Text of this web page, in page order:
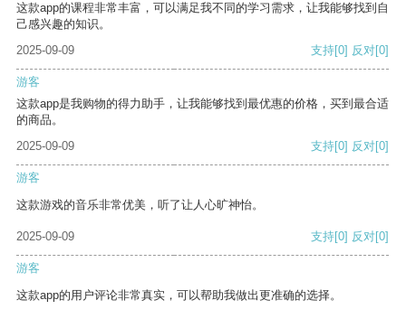
这款app的课程非常丰富，可以满足我不同的学习需求，让我能够找到自
己感兴趣的知识。
2025-09-09
支持[0] 反对[0]
游客
这款app是我购物的得力助手，让我能够找到最优惠的价格，买到最合适
的商品。
2025-09-09
支持[0] 反对[0]
游客
这款游戏的音乐非常优美，听了让人心旷神怡。
2025-09-09 支持[0] 反对[0]
游客
这款app的用户评论非常真实，可以帮助我做出更准确的选择。